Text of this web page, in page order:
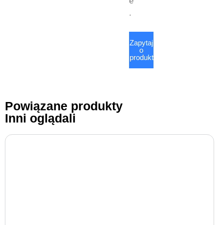
.
Zapytaj
o
produkt
Powiązane produkty
Inni oglądali